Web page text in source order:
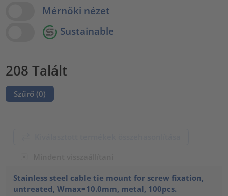
View OptionsMérnöki nézet
Sustainable
208 Talált
Szűrő (0)
Stainless steel cable tie mount for screw fixation,
untreated, Wmax=10.0mm, metal, 100pcs.